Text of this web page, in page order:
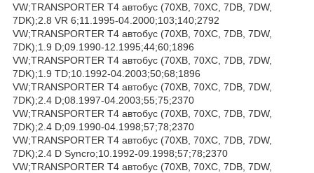
VW;TRANSPORTER T4 автобус (70XB, 70XC, 7DB, 7DW,
7DK);2.8 VR 6;11.1995-04.2000;103;140;2792
VW;TRANSPORTER T4 автобус (70XB, 70XC, 7DB, 7DW,
7DK);1.9 D;09.1990-12.1995;44;60;1896
VW;TRANSPORTER T4 автобус (70XB, 70XC, 7DB, 7DW,
7DK);1.9 TD;10.1992-04.2003;50;68;1896
VW;TRANSPORTER T4 автобус (70XB, 70XC, 7DB, 7DW,
7DK);2.4 D;08.1997-04.2003;55;75;2370
VW;TRANSPORTER T4 автобус (70XB, 70XC, 7DB, 7DW,
7DK);2.4 D;09.1990-04.1998;57;78;2370
VW;TRANSPORTER T4 автобус (70XB, 70XC, 7DB, 7DW,
7DK);2.4 D Syncro;10.1992-09.1998;57;78;2370
VW;TRANSPORTER T4 автобус (70XB, 70XC, 7DB, 7DW,